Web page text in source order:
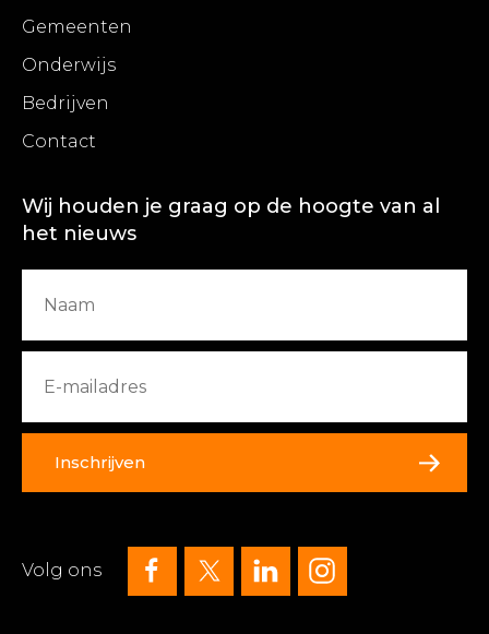
Gemeenten
Onderwijs
Bedrijven
Contact
Wij houden je graag op de hoogte van al
het nieuws
Inschrijven
Volg ons